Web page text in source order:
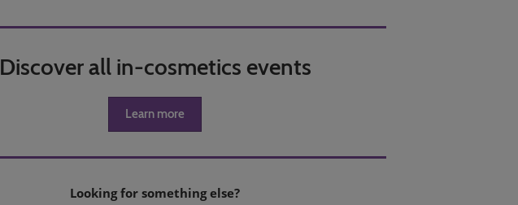
Discover all in-cosmetics events
Learn more
Looking for something else?